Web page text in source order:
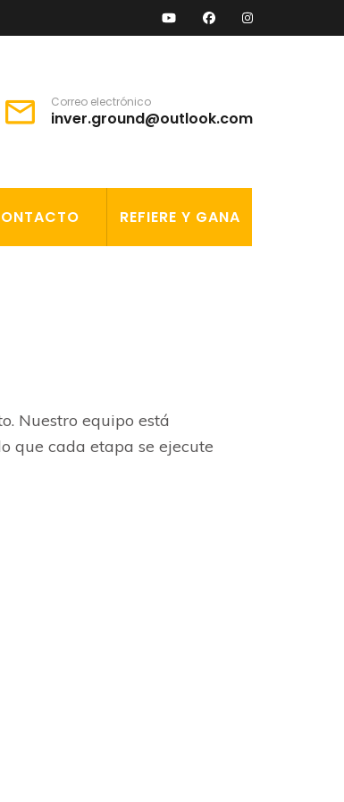
Correo electrónico
inver.ground@outlook.com
REFIERE Y GANA
Nuestro equipo está
que cada etapa se ejecute